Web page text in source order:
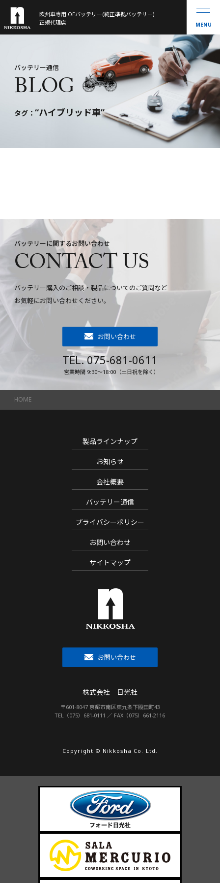
欧州車専用 OEバッテリー(純正準拠バッテリー)
正規代理店
製品ラインナップ
取扱製品一覧
MOLL
Banner
大型トラック／産業用・農機・建機用
会社概要
History
バッテリー通信
MENU
バッテリー通信
BLOG
タグ： “ハイブリッド車”
バッテリーに関するお問い合わせ
CONTACT US
バッテリー購入のご相談・製品についてのご質問など
お気軽にお問い合わせください。
お問い合わせ
TEL. 075-681-0611
営業時間 9:30～18:00（土日祝を除く）
HOME
お問い合わせ
株式会社 日光社
〒601-8047 京都市南区東九条下殿田町43
TEL（075）681-0111 ／ FAX（075）661-2116
製品ラインナップ
お知らせ
会社概要
バッテリー通信
プライバシーポリシー
お問い合わせ
サイトマップ
Copyright © Nikkosha Co. Ltd.